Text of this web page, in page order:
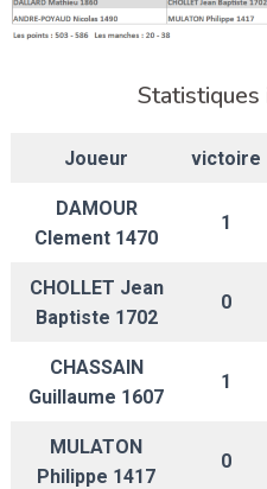
Joueur victoire
DAMOUR
Clement 1470
1
CHOLLET Jean
Baptiste 1702
0
CHASSAIN
Guillaume 1607
1
MULATON
Philippe 1417
0